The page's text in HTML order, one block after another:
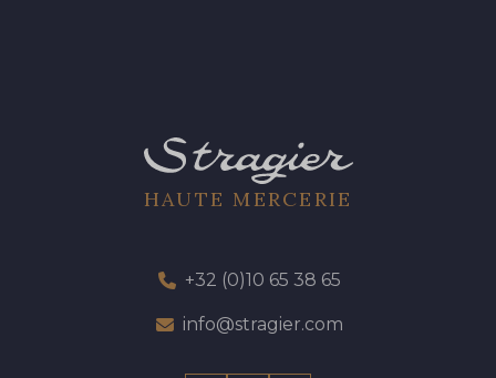
HAUTE MERCERIE
+32 (0)10 65 38 65
info@stragier.com